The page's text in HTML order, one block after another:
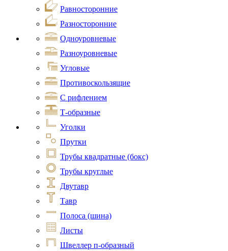
Равносторонние
Разносторонние
Одноуровневые
Разноуровневые
Угловые
Противоскользящие
С рифлением
Т-образные
Уголки
Прутки
Трубы квадратные (бокс)
Трубы круглые
Двутавр
Тавр
Полоса (шина)
Листы
Швеллер п-образный